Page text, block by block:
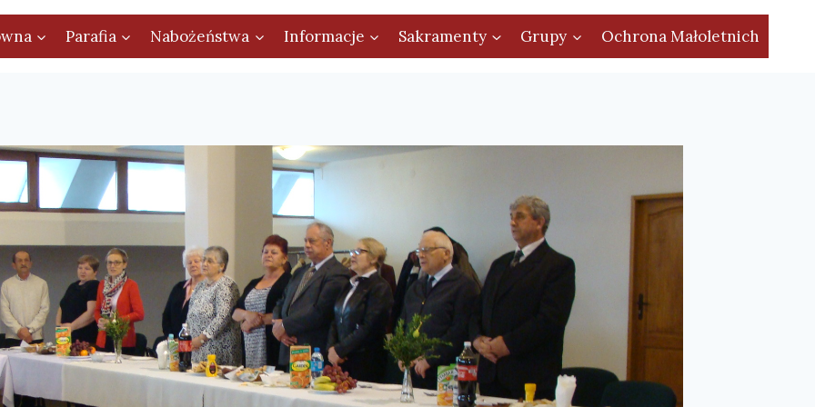
Parafia Nabożeństwa Informacje Sakramenty Grupy Ochrona Małoletnich